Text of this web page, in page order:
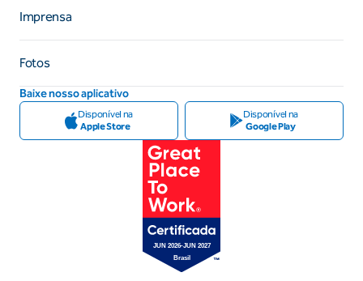
Imprensa
Fotos
Baixe nosso aplicativo
Disponível na
Apple Store
Disponível na
Google Play